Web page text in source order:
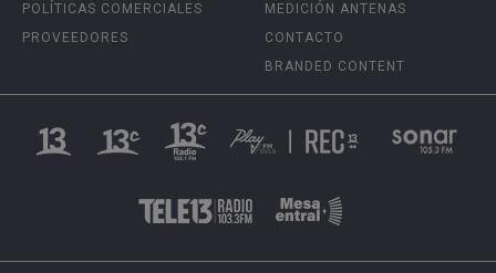
POLÍTICAS COMERCIALES
PROVEEDORES
MEDICIÓN ANTENAS
CONTACTO
BRANDED CONTENT